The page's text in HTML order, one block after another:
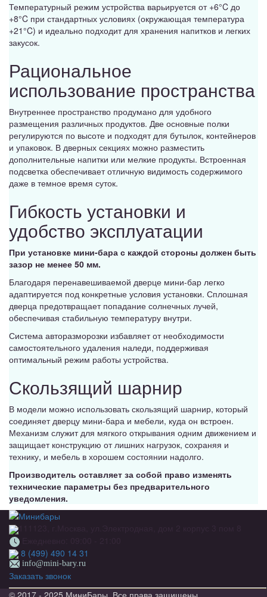
Температурный режим устройства варьируется от +6°C до
+8°C при стандартных условиях (окружающая температура
+21°C) и идеально подходит для хранения напитков и легких
закусок.
Рациональное
использование пространства
Внутреннее пространство продумано для удобного
размещения различных продуктов. Две основные полки
регулируются по высоте и подходят для бутылок, контейнеров
и упаковок. В дверных секциях можно разместить
дополнительные напитки или мелкие продукты. Встроенная
подсветка обеспечивает отличную видимость содержимого
даже в темное время суток.
Гибкость установки и
удобство эксплуатации
При установке мини-бара с каждой стороны должен быть
зазор не менее 50 мм.
Благодаря перенавешиваемой дверце мини-бар легко
адаптируется под конкретные условия установки. Сплошная
дверца предотвращает попадание солнечных лучей,
обеспечивая стабильную температуру внутри.
Система авторазморозки избавляет от необходимости
самостоятельного удаления наледи, поддерживая
оптимальный режим работы устройства.
Скользящий шарнир
В модели можно использовать скользящий шарнир, который
соединяет дверцу мини-бара и мебели, куда он встроен.
Механизм служит для мягкого открывания одним движением и
защищает конструкцию от лишних нагрузок, сохраняя и
технику, и мебель в хорошем состоянии надолго.
Производитель оставляет за собой право изменять
технические параметры без предварительного
уведомления.
8 (499) 490 14 31
info@mini-bary.ru
Заказать звонок